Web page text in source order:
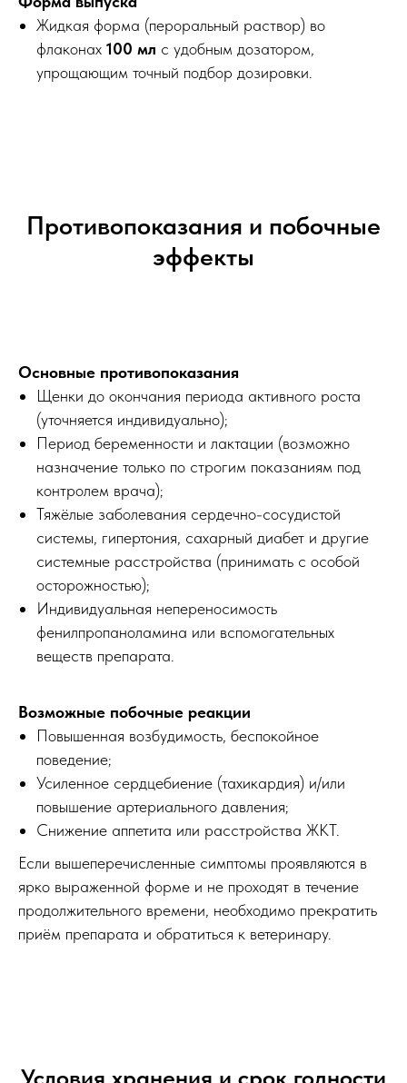
Жидкая форма (пероральный раствор) во
флаконах 100 мл с удобным дозатором,
упрощающим точный подбор дозировки.
Противопоказания и побочные
эффекты
Основные противопоказания
Щенки до окончания периода активного роста
(уточняется индивидуально);
Период беременности и лактации (возможно
назначение только по строгим показаниям под
контролем врача);
Тяжёлые заболевания сердечно-сосудистой
системы, гипертония, сахарный диабет и другие
системные расстройства (принимать с особой
осторожностью);
Индивидуальная непереносимость
фенилпропаноламина или вспомогательных
веществ препарата.
Возможные побочные реакции
Повышенная возбудимость, беспокойное
поведение;
Усиленное сердцебиение (тахикардия) и/или
повышение артериального давления;
Снижение аппетита или расстройства ЖКТ.
Если вышеперечисленные симптомы проявляются в
ярко выраженной форме и не проходят в течение
продолжительного времени, необходимо прекратить
приём препарата и обратиться к ветеринару.